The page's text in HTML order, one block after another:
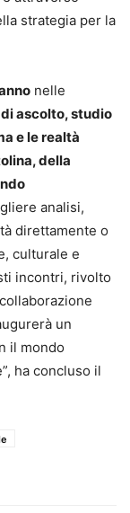
strategia per la
nelle
ascolto, studio
e le realtà
della
analisi,
direttamente o
culturale e
incontri, rivolto
un
il mondo
ha concluso il